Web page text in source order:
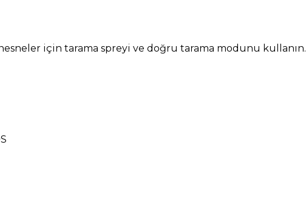
nesneler için tarama spreyi ve doğru tarama modunu kullanın.